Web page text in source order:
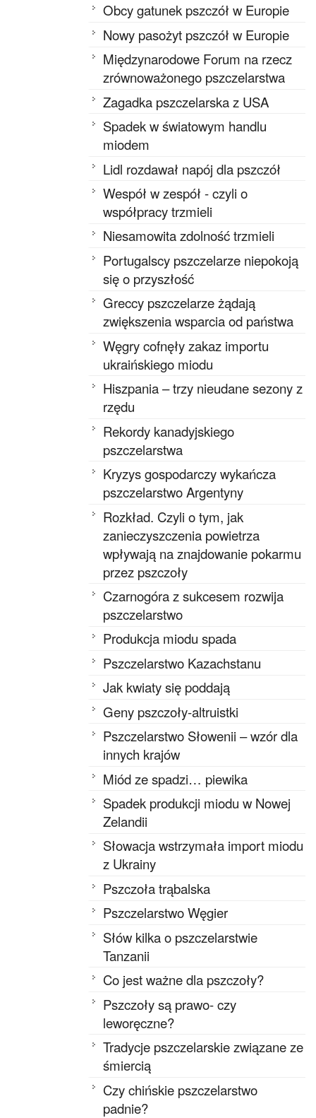
Obcy gatunek pszczół w Europie
Nowy pasożyt pszczół w Europie
Międzynarodowe Forum na rzecz
zrównoważonego pszczelarstwa
Zagadka pszczelarska z USA
Spadek w światowym handlu
miodem
Lidl rozdawał napój dla pszczół
Wespół w zespół - czyli o
współpracy trzmieli
Niesamowita zdolność trzmieli
Portugalscy pszczelarze niepokoją
się o przyszłość
Greccy pszczelarze żądają
zwiększenia wsparcia od państwa
Węgry cofnęły zakaz importu
ukraińskiego miodu
Hiszpania – trzy nieudane sezony z
rzędu
Rekordy kanadyjskiego
pszczelarstwa
Kryzys gospodarczy wykańcza
pszczelarstwo Argentyny
Rozkład. Czyli o tym, jak
zanieczyszczenia powietrza
wpływają na znajdowanie pokarmu
przez pszczoły
Czarnogóra z sukcesem rozwija
pszczelarstwo
Produkcja miodu spada
Pszczelarstwo Kazachstanu
Jak kwiaty się poddają
Geny pszczoły-altruistki
Pszczelarstwo Słowenii – wzór dla
innych krajów
Miód ze spadzi… piewika
Spadek produkcji miodu w Nowej
Zelandii
Słowacja wstrzymała import miodu
z Ukrainy
Pszczoła trąbalska
Pszczelarstwo Węgier
Słów kilka o pszczelarstwie
Tanzanii
Co jest ważne dla pszczoły?
Pszczoły są prawo- czy
leworęczne?
Tradycje pszczelarskie związane ze
śmiercią
Czy chińskie pszczelarstwo
padnie?